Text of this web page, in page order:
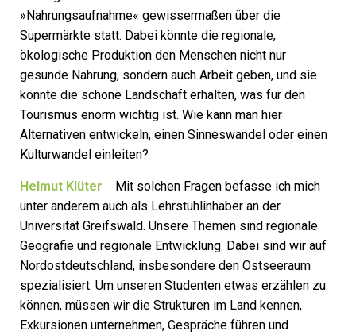
»Nahrungsaufnahme« gewissermaßen über die
Supermärkte statt. Dabei könnte die regionale,
ökologische Produktion den Menschen nicht nur
gesunde Nahrung, sondern auch Arbeit geben, und sie
könnte die schöne Landschaft erhalten, was für den
Tourismus enorm wichtig ist. Wie kann man hier
Alternativen entwickeln, einen Sinneswandel oder einen
Kulturwandel einleiten?
Helmut Klüter Mit solchen Fragen befasse ich mich
unter anderem auch als Lehrstuhlinhaber an der
Universität Greifswald. Unsere Themen sind regionale
Geografie und regionale Entwicklung. Dabei sind wir auf
Nordostdeutschland, insbesondere den Ostseeraum
spezialisiert. Um unseren Studenten etwas erzählen zu
können, müssen wir die Strukturen im Land kennen,
Exkursionen unternehmen, Gespräche führen und